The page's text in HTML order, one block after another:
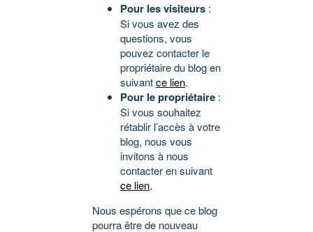
Pour les visiteurs :
Si vous avez des
questions, vous
pouvez contacter le
propriétaire du blog en
suivantce lien.
Pour le propriétaire :
Si vous souhaitez
rétablir l’accès à votre
blog, nous vous
invitons à nous
contacter en suivant
ce lien.
Nous espérons que ce blog
pourra être de nouveau